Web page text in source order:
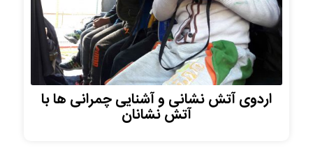
اردوی آتش نشانی و آشنایی چمرانی ها با
آتش نشانان